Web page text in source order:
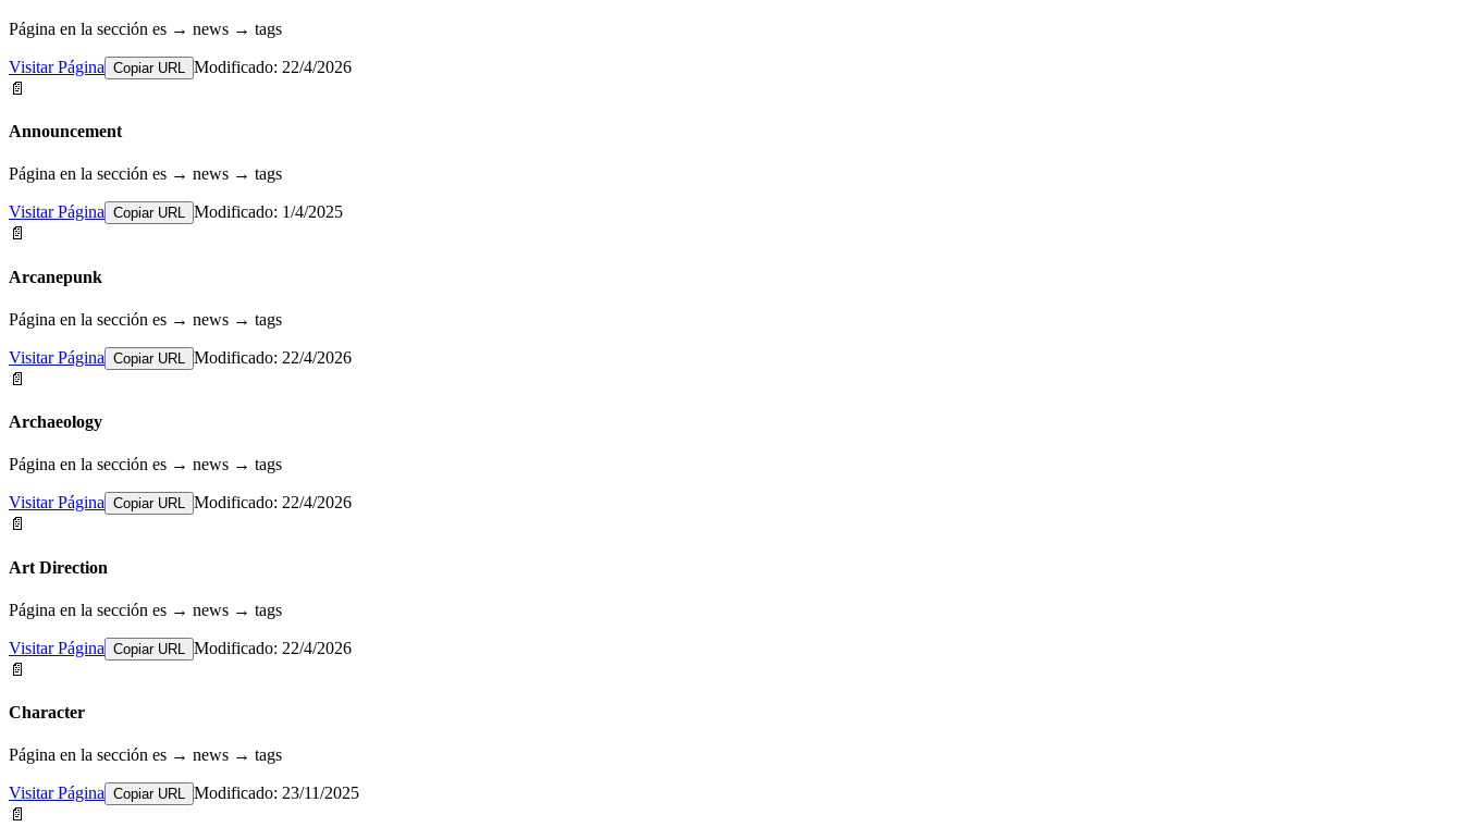
Página en la sección es → news → tags
Visitar Página Copiar URL
Modificado: 22/4/2026
📄
Announcement
Página en la sección es → news → tags
Visitar Página Copiar URL Modificado: 1/4/2025
📄
Arcanepunk
Página en la sección es → news → tags
Visitar Página Copiar URL
Modificado: 22/4/2026
📄
Archaeology
Página en la sección es → news → tags
Visitar Página Copiar URL Modificado: 22/4/2026
📄
Art Direction
Página en la sección es → news → tags
Visitar Página Copiar URL
Modificado: 22/4/2026
📄
Character
Página en la sección es → news → tags
Visitar Página Copiar URL Modificado: 23/11/2025
📄